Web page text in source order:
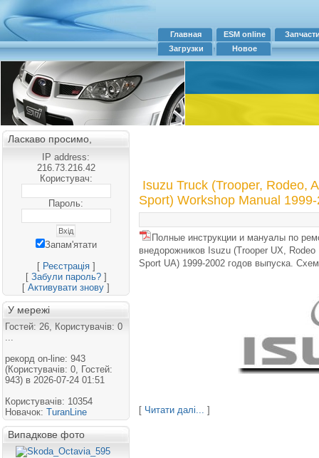
Главная ESM online
Загрузки
Новое
Ласкаво просимо,
IP address:
216.73.216.42
Користувач:
Пароль:
Запам'ятати
[ Реєстрація]
[ Забули пароль?]
[ Активувати знову ]
У мережі
Гостей: 26, Користувачів: 0
...
рекорд on-line: 943
(Користувачів: 0, Гостей:
943) в 2026-07-24 01:51
Користувачів: 10354
Новачок: TuranLine
Випадкове фото
Isuzu Truck (Trooper, Rodeo,
Sport) Workshop Manual
Полные инструкции и мануалы по
внедорожников Isuzu (Trooper UX,
Sport UA) 1999-2002 годов выпуска.
[ Читати далі... ]